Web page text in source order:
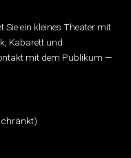
ein kleines Theater mit
Kabarett und
mit dem Publikum —